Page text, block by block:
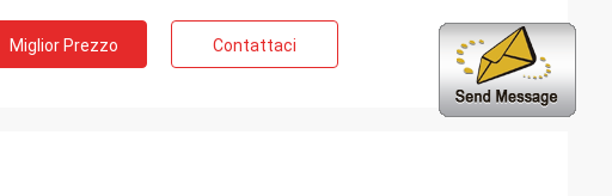
Miglior Prezzo Contattaci